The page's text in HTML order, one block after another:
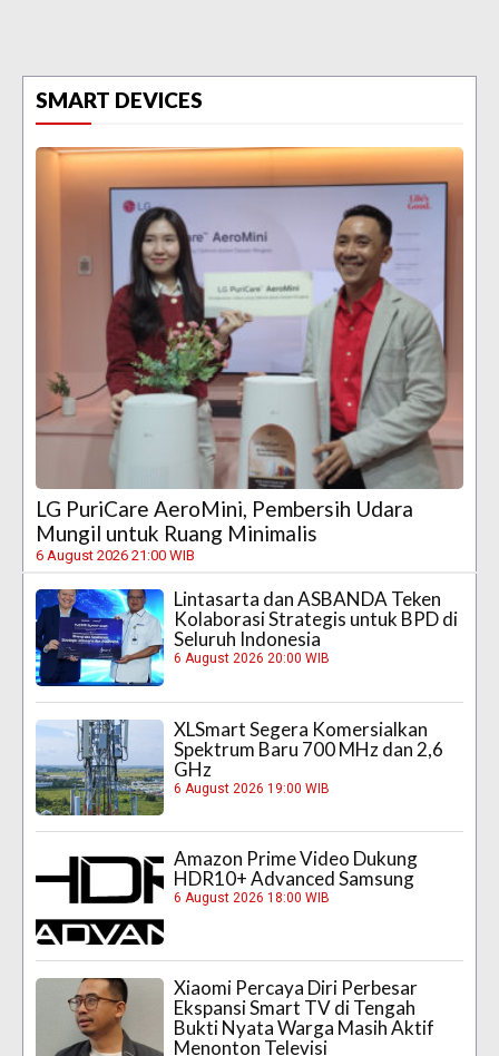
SMART DEVICES
LG PuriCare AeroMini, Pembersih Udara
Mungil untuk Ruang Minimalis
6 August 2026 21:00 WIB
Lintasarta dan ASBANDA Teken
Kolaborasi Strategis untuk BPD di
Seluruh Indonesia
6 August 2026 20:00 WIB
XLSmart Segera Komersialkan
Spektrum Baru 700 MHz dan 2,6
GHz
6 August 2026 19:00 WIB
Amazon Prime Video Dukung
HDR10+ Advanced Samsung
6 August 2026 18:00 WIB
Xiaomi Percaya Diri Perbesar
Ekspansi Smart TV di Tengah
Bukti Nyata Warga Masih Aktif
Menonton Televisi